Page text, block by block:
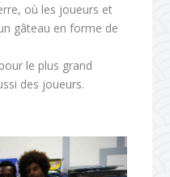
où les joueurs et
gâteau en forme de
le plus grand
des joueurs.